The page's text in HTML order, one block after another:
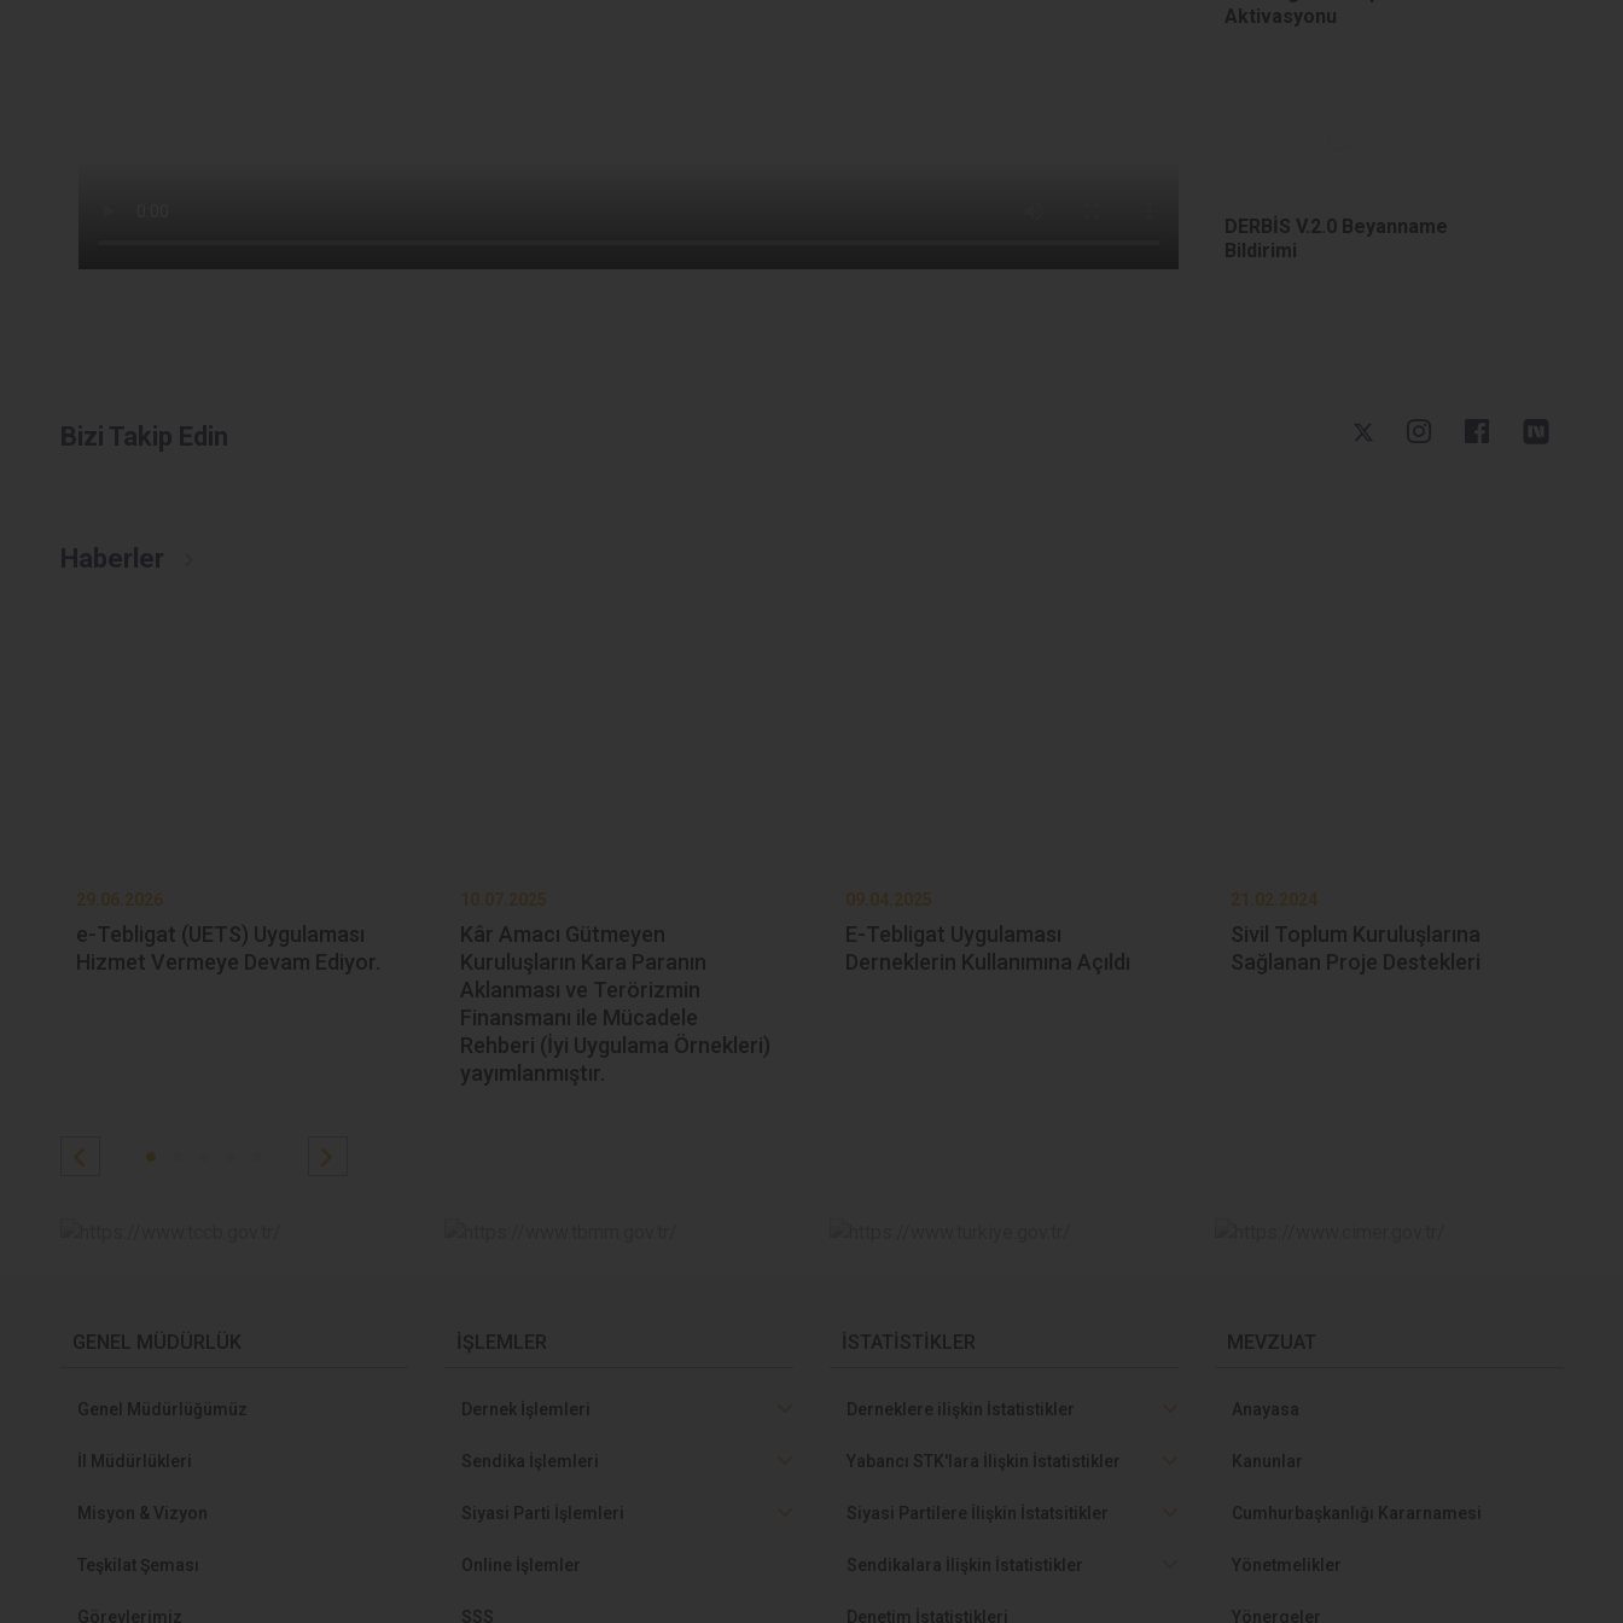
Aktivasyonu
DERBİS V.2.0 Beyanname
Bildirimi
Bildirimler Eğitim Videosu
Proje Başvuru Eğitimi
Derneklere Yönelik
Bizi Takip Edin
Haberler
29.06.2026
e-Tebligat (UETS) Uygulaması
Hizmet Vermeye Devam Ediyor.
10.07.2025
Kâr Amacı Gütmeyen
Kuruluşların Kara Paranın
Aklanması ve Terörizmin
Finansmanı ile Mücadele
Rehberi (İyi Uygulama Örnekleri)
yayımlanmıştır.
09.04.2025
E-Tebligat Uygulaması
Derneklerin Kullanımına Açıldı
21.02.2024
Sivil Toplum Kuruluşlarına
Sağlanan Proje Destekleri
GENEL MÜDÜRLÜK
Genel Müdürlüğümüz
İl Müdürlükleri
Misyon & Vizyon
Teşkilat Şeması
Görevlerimiz
İŞLEMLER
Dernek İşlemleri
Sendika İşlemleri
Siyasi Parti İşlemleri
Online İşlemler
SSS
İSTATİSTİKLER
Derneklere ilişkin İstatistikler
Yabancı STK'lara İlişkin İstatistikler
Siyasi Partilere İlişkin İstatsitikler
Sendikalara İlişkin İstatistikler
Denetim İstatistikleri
MEVZUAT
Anayasa
Kanunlar
Cumhurbaşkanlığı Kararnamesi
Yönetmelikler
Yönergeler